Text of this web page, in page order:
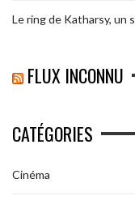
Le ring de Katharsy, un
FLUX INCONNU
CATÉGORIES
Cinéma